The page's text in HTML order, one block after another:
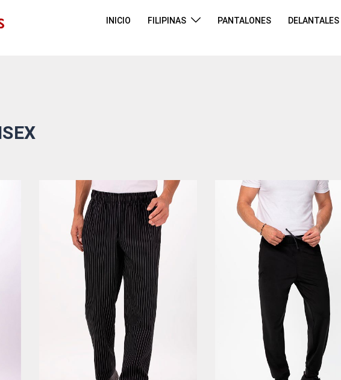
INICIO FILIPINAS PANTALONES DELANTALES